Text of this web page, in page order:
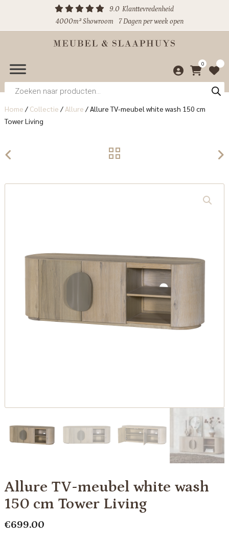
9.0 Klanttevredenheid
4000m² Showroom
7 Dagen per week open
0
Producten
zoeken
Home / Collectie / Allure /Allure TV-meubel white wash 150 cm
Tower Living
Allure TV-meubel white wash
150 cm Tower Living
€699.00